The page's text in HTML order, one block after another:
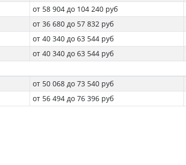
от 58 904 до 104 240 руб
от 36 680 до 57 832 руб
от 40 340 до 63 544 руб
от 40 340 до 63 544 руб
от 50 068 до 73 540 руб
от 56 494 до 76 396 руб